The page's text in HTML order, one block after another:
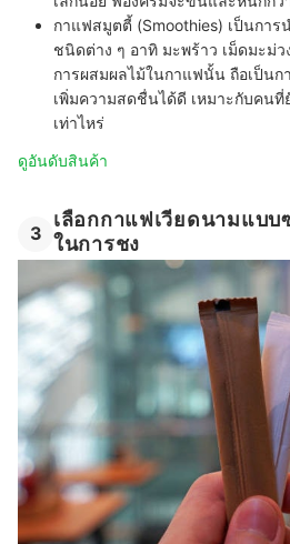
กาแฟสมูตตี้ (Smoothies) เป็นการ
ชนิดต่าง ๆ อาทิ มะพร้าว เม็ดมะม่
การผสมผลไม้ในกาแฟนั้น ถือเป็นก
เพิ่มความสดชื่นได้ดี เหมาะกับคน
เท่าไหร่
ดูอันดับสินค้า
3
เลือกกาแฟเวียดนามแบบ
ในการชง